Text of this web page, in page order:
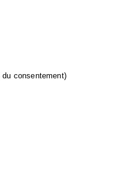
consentement)